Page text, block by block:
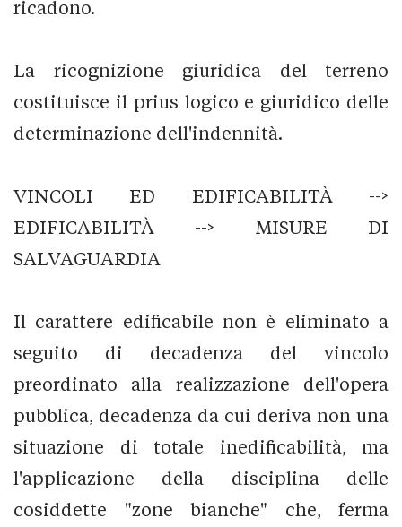
ricadono.
La ricognizione giuridica del terreno
costituisce il prius logico e giuridico delle
determinazione dell'indennità.
VINCOLI ED EDIFICABILITÀ -->
EDIFICABILITÀ --> MISURE DI
SALVAGUARDIA
Il carattere edificabile non è eliminato a
seguito di decadenza del vincolo
preordinato alla realizzazione dell'opera
pubblica, decadenza da cui deriva non una
situazione di totale inedificabilità, ma
l'applicazione della disciplina delle
cosiddette "zone bianche" che, ferma